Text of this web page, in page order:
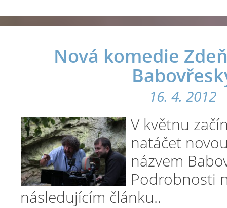
Nová komedie
16. 4. 2012
V květnu
natáčet
názvem
Podrobnosti
následujícím článku..